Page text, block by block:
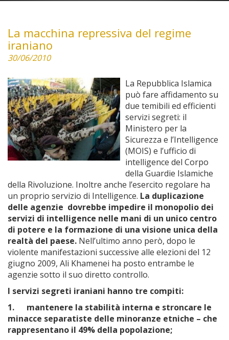
La macchina repressiva del regime
iraniano
30/06/2010
La Repubblica Islamica
può fare affidamento su
due temibili ed efficienti
servizi segreti: il
Ministero per la
Sicurezza e l’Intelligence
(MOIS) e l’ufficio di
intelligence del Corpo
della Guardie Islamiche
della Rivoluzione. Inoltre anche l’esercito regolare ha
un proprio servizio di Intelligence. La duplicazione
delle agenzie dovrebbe impedire il monopolio dei
servizi di intelligence nelle mani di un unico centro
di potere e la formazione di una visione unica della
realtà del paese. Nell’ultimo anno però, dopo le
violente manifestazioni successive alle elezioni del 12
giugno 2009, Ali Khamenei ha posto entrambe le
agenzie sotto il suo diretto controllo.
I servizi segreti iraniani hanno tre compiti:
1. mantenere la stabilità interna e stroncare le
minacce separatiste delle minoranze etniche – che
rappresentano il 49% della popolazione;